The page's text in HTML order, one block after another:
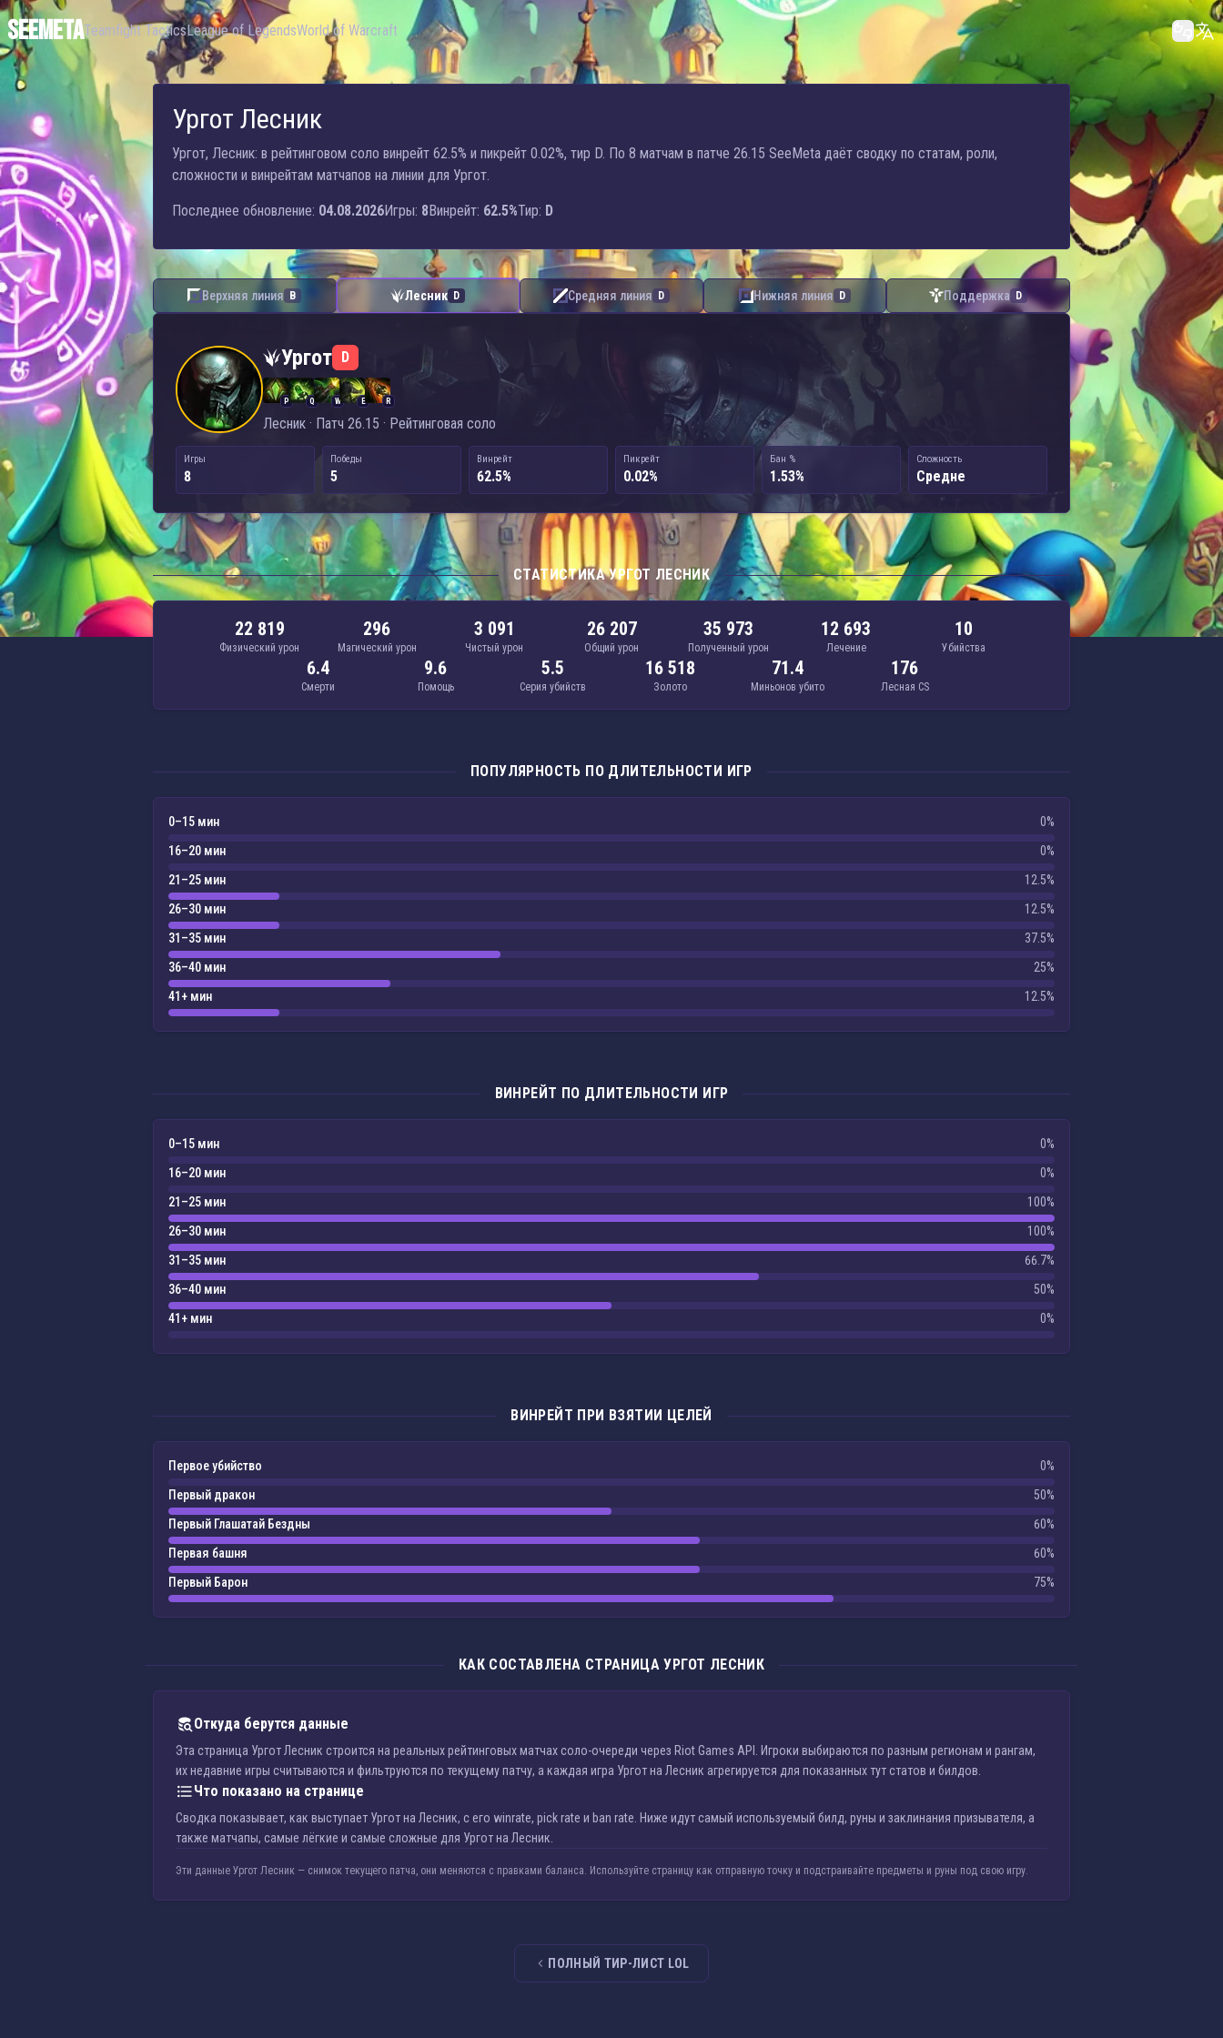
SEEMETATeamfight TacticsLeague of LegendsWorld of Warcraft
Ургот Лесник
Ургот, Лесник: в рейтинговом соло винрейт 62.5% и пикрейт 0.02%, тир D. По 8 матчам в патче 26.15 SeeMeta даёт сводку по статам, роли,
сложности и винрейтам матчапов на линии для Ургот.
Последнее обновление: 04.08.2026Игры: 8Винрейт: 62.5%Тир: D
Верхняя линия B Лесник D Средняя линия D Нижняя линия D Поддержка D
Ургот — Лесник
Ургот D
P Q W E R
Лесник · Патч 26.15 · Рейтинговая соло
Игры
8
Победы
5
Винрейт
62.5%
Пикрейт
0.02%
Бан %
1.53%
Сложность
Средне
СТАТИСТИКА УРГОТ ЛЕСНИК
22 819
Физический урон
296
Магический урон
3 091
Чистый урон
26 207
Общий урон
35 973
Полученный урон
12 693
Лечение
10
Убийства
6.4
Смерти
9.6
Помощь
5.5
Серия убийств
16 518
Золото
71.4
Миньонов убито
176
Лесная CS
ПОПУЛЯРНОСТЬ ПО ДЛИТЕЛЬНОСТИ ИГР
0–15 мин
0%
16–20 мин
0%
21–25 мин
12.5%
26–30 мин
12.5%
31–35 мин
37.5%
36–40 мин
25%
41+ мин
12.5%
ВИНРЕЙТ ПО ДЛИТЕЛЬНОСТИ ИГР
0–15 мин
0%
16–20 мин
0%
21–25 мин
100%
26–30 мин
100%
31–35 мин
66.7%
36–40 мин
50%
41+ мин
0%
ВИНРЕЙТ ПРИ ВЗЯТИИ ЦЕЛЕЙ
Первое убийство
0%
Первый дракон
50%
Первый Глашатай Бездны
60%
Первая башня
60%
Первый Барон
75%
КАК СОСТАВЛЕНА СТРАНИЦА УРГОТ ЛЕСНИК
Откуда берутся данные
Эта страница Ургот Лесник строится на реальных рейтинговых матчах соло-очереди через Riot Games API. Игроки выбираются по разным регионам и рангам,
их недавние игры считываются и фильтруются по текущему патчу, а каждая игра Ургот на Лесник агрегируется для показанных тут статов и билдов.
Что показано на странице
Сводка показывает, как выступает Ургот на Лесник, с его winrate, pick rate и ban rate. Ниже идут самый используемый билд, руны и заклинания призывателя, а
также матчапы, самые лёгкие и самые сложные для Ургот на Лесник.
Эти данные Ургот Лесник — снимок текущего патча, они меняются с правками баланса. Используйте страницу как отправную точку и подстраивайте предметы и руны под свою игру.
ПОЛНЫЙ ТИР-ЛИСТ LOL